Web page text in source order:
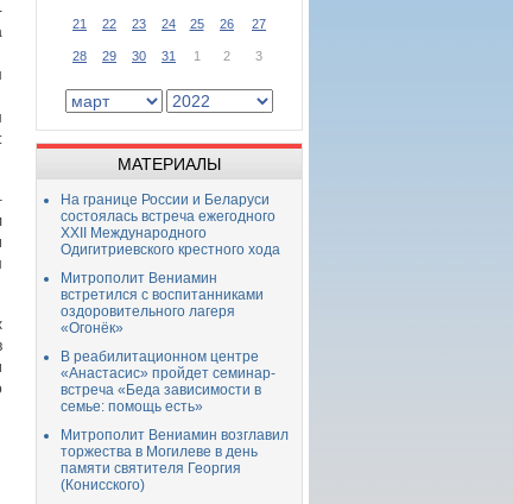
21 22 23 24 25 26 27
28 29 30 31 1 2 3
МАТЕРИАЛЫ
На границе России и Беларуси
состоялась встреча ежегодного
XXII Международного
Одигитриевского крестного хода
Митрополит Вениамин
встретился с воспитанниками
оздоровительного лагеря
«Огонёк»
В реабилитационном центре
«Анастасис» пройдет семинар-
встреча «Беда зависимости в
семье: помощь есть»
Митрополит Вениамин возглавил
торжества в Могилеве в день
памяти святителя Георгия
(Конисского)